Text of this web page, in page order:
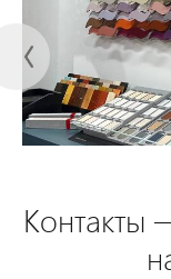
Контакты